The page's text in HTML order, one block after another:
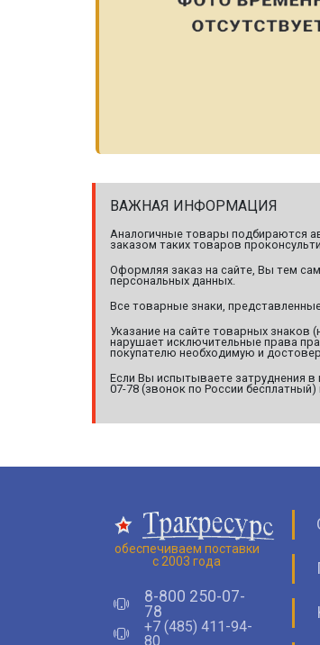
ВАЖНАЯ ИНФОРМАЦИЯ
Аналогичные товары подбираются
заказом таких товаров
Оформляя заказ на сайте, Вы тем
персональных данных.
Все товарные знаки,
Указание на сайте товарных знаков
нарушает исключительные права
покупателю необходимую и
Если Вы испытываете затруднения
07-78 (звонок по России
обеспечиваем поставки
с 2003 года
8-800 250-07-
78
+7 (485) 411-94-
80